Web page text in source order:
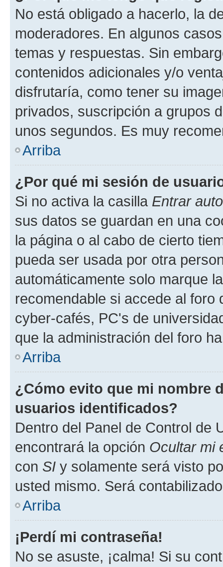
No está obligado a hacerlo, la
moderadores. En algunos
temas y respuestas. Sin
contenidos adicionales y/o
disfrutaría, como tener su
privados, suscripción a grupos
unos segundos. Es muy
Arriba
¿Por qué mi sesión de
Si no activa la casilla Entrar
sus datos se guardan en una
la página o al cabo de cierto
pueda ser usada por otra
automáticamente solo marque
recomendable si accede al foro
cyber-cafés, PC's de
que la administración del foro
Arriba
¿Cómo evito que mi nombre
usuarios identificados?
Dentro del Panel de Control de
encontrará la opción Ocultar mi
con SI y solamente será visto
usted mismo. Será
Arriba
¡Perdí mi contraseña!
No se asuste, ¡calma! Si su